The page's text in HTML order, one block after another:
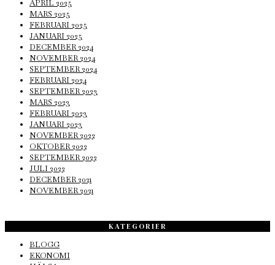
APRIL 2025
MARS 2025
FEBRUARI 2025
JANUARI 2025
DECEMBER 2024
NOVEMBER 2024
SEPTEMBER 2024
FEBRUARI 2024
SEPTEMBER 2023
MARS 2023
FEBRUARI 2023
JANUARI 2023
NOVEMBER 2022
OKTOBER 2022
SEPTEMBER 2022
JULI 2022
DECEMBER 2021
NOVEMBER 2021
KATEGORIER
BLOGG
EKONOMI